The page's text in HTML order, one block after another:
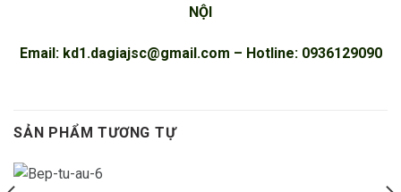
NỘI
Email: kd1.dagiajsc@gmail.com – Hotline: 0936129090
SẢN PHẨM TƯƠNG TỰ